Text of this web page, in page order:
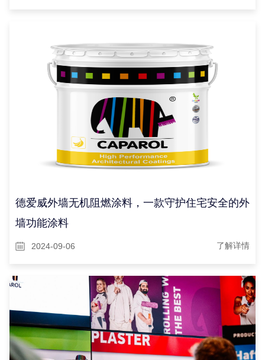
德爱威外墙无机阻燃涂料，一款守护住宅安全的外
墙功能涂料
2024-09-06 了解详情